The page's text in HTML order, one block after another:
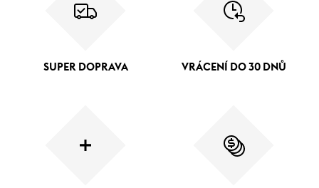
SUPER DOPRAVA VRÁCENÍ DO 30 DNŮ